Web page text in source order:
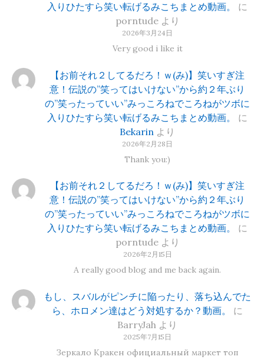
入りひたすら笑い転げるみこちまとめ動画。
に
porntudeより
2026年3月24日
Very good i like it
【お前それ２してるだろ！ｗ(み)】笑いすぎ注
意！伝説の”笑ってはいけない”から約２年ぶり
の”笑ったっていい”みっころねでころねがツボに
入りひたすら笑い転げるみこちまとめ動画。
に
Bekarin より
2026年2月28日
Thank you:)
【お前それ２してるだろ！ｗ(み)】笑いすぎ注
意！伝説の”笑ってはいけない”から約２年ぶり
の”笑ったっていい”みっころねでころねがツボに
入りひたすら笑い転げるみこちまとめ動画。
に
porntudeより
2026年2月15日
A really good blog and me back again.
もし、スバルがピンチに陥ったり、落ち込んでた
ら、ホロメン達はどう対処するか？動画。
に
BarryJah より
2025年7月15日
Зеркало Кракен официальный маркет топ